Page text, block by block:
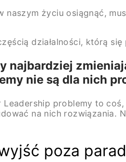
naszym życiu osiągnąć,
działalności, którą
najbardziej
nie są dla nich
problemy to
na nich rozwiązania.
poza